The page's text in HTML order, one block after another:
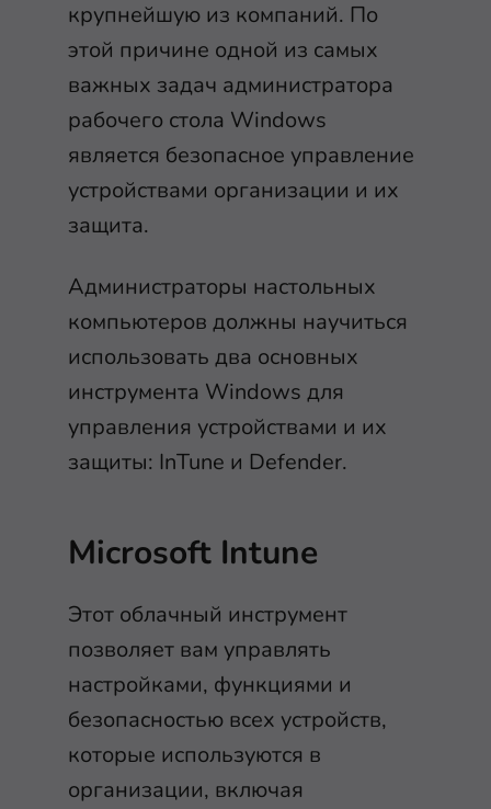
крупнейшую из компаний. По
этой причине одной из самых
важных задач администратора
рабочего стола Windows
является безопасное управление
устройствами организации и их
защита.
Администраторы настольных
компьютеров должны научиться
использовать два основных
инструмента Windows для
управления устройствами и их
защиты: InTune и Defender.
Microsoft Intune
Этот облачный инструмент
позволяет вам управлять
настройками, функциями и
безопасностью всех устройств,
которые используются в
организации, включая